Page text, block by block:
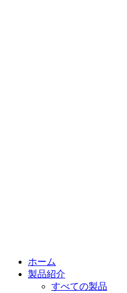
ホーム
製品紹介
すべての製品